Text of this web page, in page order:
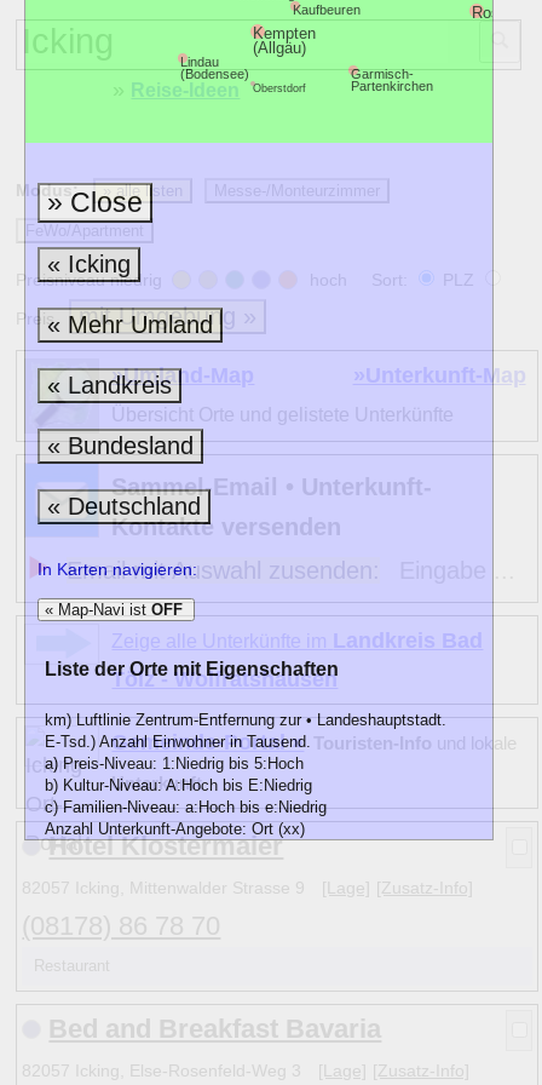
» Reise-Ideen
Modus: » alle listen
Preisniveau niedrig hoch Sort:
PLZ
Preis mit Umgebung »
»Umland-Map »Unterkunft-Map
Übersicht Orte und gelistete Unterkünfte
Sammel-Email • Unterkunft-
Kontakte versenden
Email mit Auswahl zusenden:
Zeige alle Unterkünfte im Landkreis Bad
Tölz - Wolfratshausen
Gemeinde-Portal » Touristen-Info und lokale
Unterkunft
Hotel Klostermaier
82057 Icking, Mittenwalder Strasse 9 [Lage] [Zusatz-Info]
(08178) 86 78 70
Restaurant
Bed and Breakfast Bavaria
82057 Icking, Else-Rosenfeld-Weg 3 [Lage] [Zusatz-Info]
Oberstdorf
Lindau
(Bodensee)
Garmisch-
Partenkirchen
Kaufbeuren
Kempten
(Allgäu)
» Close
« Icking
« Mehr Umland
« Landkreis
« Bundesland
« Deutschland
In Karten navigieren:
« Map-Navi ist OFF
Liste der Orte mit Eigenschaften
km) Luftlinie Zentrum-Entfernung zur • Landeshauptstadt.
E-Tsd.) Anzahl Einwohner in Tausend.
a) Preis-Niveau: 1:Niedrig bis 5:Hoch
b) Kultur-Niveau: A:Hoch bis E:Niedrig
c) Familien-Niveau: a:Hoch bis e:Niedrig
Anzahl Unterkunft-Angebote: Ort (xx)
km E-Tsd. abc)
Name
148
43 2 B b Amberg (11)
147 40 3B b
266 3A b
53
202 70 3A b Bamberg (32)
203 73 3 A b Bayreuth (14)
145 16 2C c Cham (9)